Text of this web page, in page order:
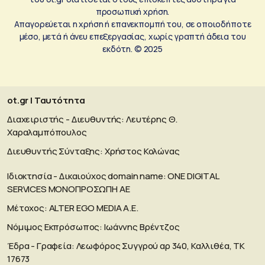
προσωπική χρήση.
Απαγορεύεται η χρήση ή επανεκπομπή του, σε οποιοδήποτε
μέσο, μετά ή άνευ επεξεργασίας, χωρίς γραπτή άδεια του
εκδότη. © 2025
ot.gr | Ταυτότητα
Διαχειριστής - Διευθυντής: Λευτέρης Θ.
Χαραλαμπόπουλος
Διευθυντής Σύνταξης: Χρήστος Κολώνας
Ιδιοκτησία - Δικαιούχος domain name: ΟΝΕ DIGITAL
SERVICES MONOΠΡΟΣΩΠΗ ΑΕ
Μέτοχος: ALTER EGO MEDIA A.E.
Νόμιμος Εκπρόσωπος: Ιωάννης Βρέντζος
Έδρα - Γραφεία: Λεωφόρος Συγγρού αρ 340, Καλλιθέα, ΤΚ
17673